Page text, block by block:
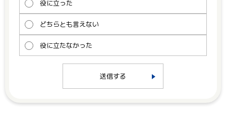
役に立った
どちらとも言えない
役に立たなかった
送信する